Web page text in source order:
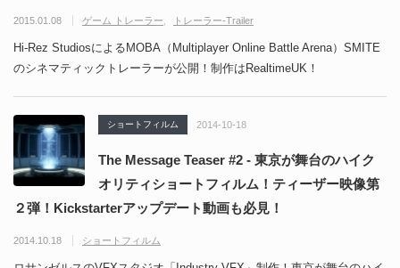
2015.01.08 ゲーム トレーラー トレーラー-Trailer
Hi-Rez StudiosによるMOBA（Multiplayer Online Battle Arena）SMITE
のシネマティックトレーラーが公開！制作はRealtimeUK！
ショートフィルム 2014-10-18
The Message Teaser #2 - 東京が舞台のハイク
オリティショートフィルム！ティーザー映像第
２弾！Kickstarterアップデート動画も必見！
2014.10.18 ショートフィルム